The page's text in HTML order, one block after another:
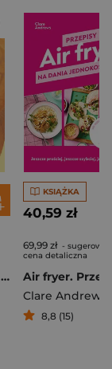
Chyba nie jestem Bogiem
KSIĄŻKA
40,59 zł
69,99 zł -
cena detaliczna
Clare Andrews
8,8 (15)